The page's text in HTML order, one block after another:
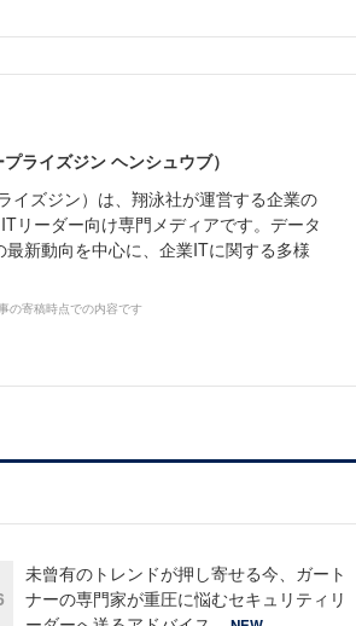
ライズジン ヘンシュウブ）
イズジン）は、翔泳社が運営する企業の
リーダー向け専門メディアです。データ
新動向を中心に、企業ITに関する多様
の寄稿時点での内容です
未曾有のトレンドが押し寄せる今、ガート
ナーの専門家が重圧に悩むセキュリティリ